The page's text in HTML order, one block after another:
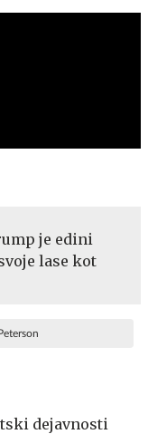
je edini
lase kot
dejavnosti